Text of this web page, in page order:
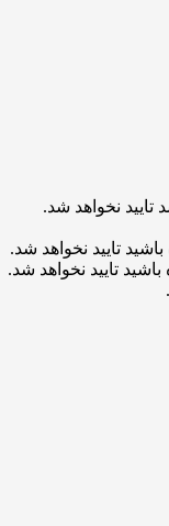
تایید نخواهد شد.
تایید نخواهد شد.
تایید نخواهد شد.